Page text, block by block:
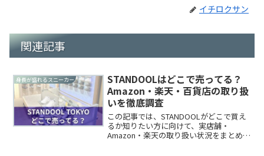
イチロクサン
関連記事
身長が盛れるスニーカー
STANDOOLはどこで売ってる？
Amazon・楽天・百貨店の取り扱
いを徹底調査
この記事では、STANDOOLがどこで買え
るか知りたい方に向けて、実店舗・
Amazon・楽天の取り扱い状況をまとめま